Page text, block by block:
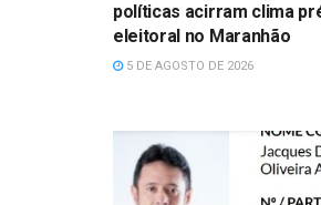
políticas acirram clima
eleitoral no Maranhão
5 DE AGOSTO DE 2026